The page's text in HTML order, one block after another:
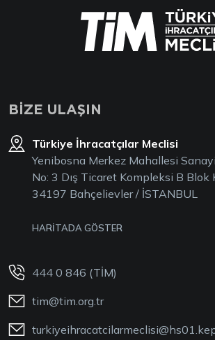
BİZE ULAŞIN
Türkiye İhracatçılar Meclisi
Yenibosna Merkez Mahallesi
No: 3 Dış Ticaret Kompleksi B Blok
34197 Bahçelievler / İSTANBUL
HARİTADA GÖSTER
444 0 846 (TİM)
tim@tim.org.tr